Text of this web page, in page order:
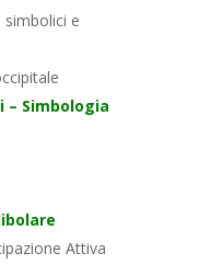
simbolici e
– Simbologia
Attiva